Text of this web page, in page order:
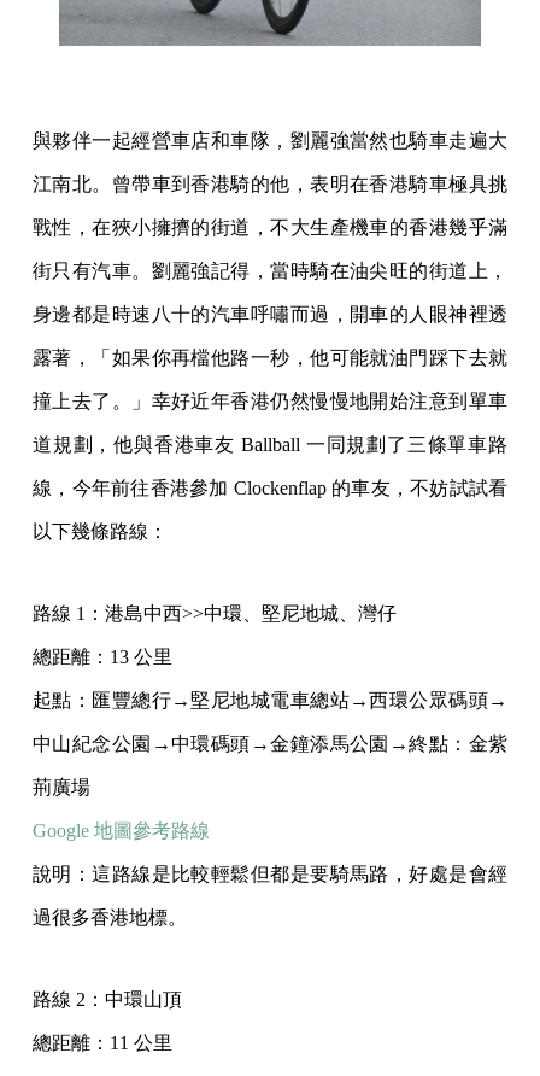
與夥伴一起經營車店和車隊，劉麗強當然也騎車走遍大
江南北。曾帶車到香港騎的他，表明在香港騎車極具挑
戰性，在狹小擁擠的街道，不大生產機車的香港幾乎滿
街只有汽車。劉麗強記得，當時騎在油尖旺的街道上，
身邊都是時速八十的汽車呼嘯而過，開車的人眼神裡透
露著，「如果你再檔他路一秒，他可能就油門踩下去就
撞上去了。」幸好近年香港仍然慢慢地開始注意到單車
道規劃，他與香港車友 Ballball 一同規劃了三條單車路
線，今年前往香港參加 Clockenflap 的車友，不妨試試看
以下幾條路線：
路線 1：港島中西>>中環、堅尼地城、灣仔
總距離：13 公里
起點：匯豐總行→堅尼地城電車總站→西環公眾碼頭→
中山紀念公園→中環碼頭→金鐘添馬公園→終點：金紫
荊廣場
Google 地圖參考路線
說明：這路線是比較輕鬆但都是要騎馬路，好處是會經
過很多香港地標。
路線 2：中環山頂
總距離：11 公里